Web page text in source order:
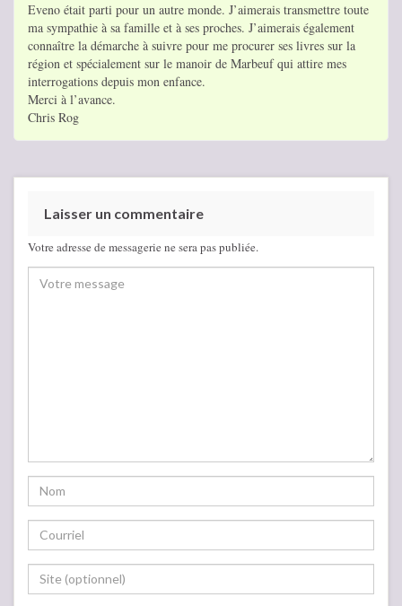
Eveno était parti pour un autre monde. J’aimerais transmettre toute
ma sympathie à sa famille et à ses proches. J’aimerais également
connaître la démarche à suivre pour me procurer ses livres sur la
région et spécialement sur le manoir de Marbeuf qui attire mes
interrogations depuis mon enfance.
Merci à l’avance.
Chris Rog
Laisser un commentaire
Votre adresse de messagerie ne sera pas publiée.